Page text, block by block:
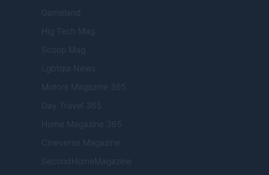
Gameland
Hig Tech Mag
Scoop Mag
Lgbtqia News
Motors Magazine 365
Day Travel 365
Home Magazine 365
Cineverse Magazine
SecondHomeMagazine